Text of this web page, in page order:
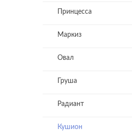
Принцесса
Маркиз
Овал
Груша
Радиант
Кушион